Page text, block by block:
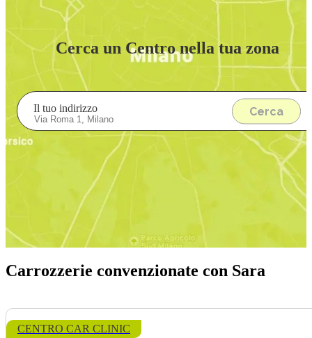
Cerca un Centro nella tua zona
Il tuo indirizzo Cerca
Carrozzerie convenzionate con Sara
CENTRO CAR CLINIC